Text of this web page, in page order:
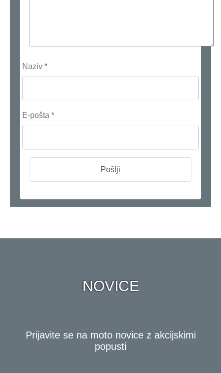
Naziv *
E-pošta *
NOVICE
Prijavite se na moto novice z akcijskimi
popusti